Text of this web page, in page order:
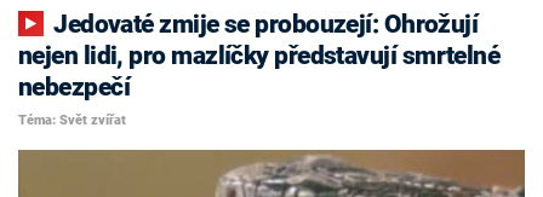
Jedovaté zmije se probouzejí: Ohrožují
nejen lidi, pro mazlíčky představují smrtelné
nebezpečí
Téma: Svět zvířat